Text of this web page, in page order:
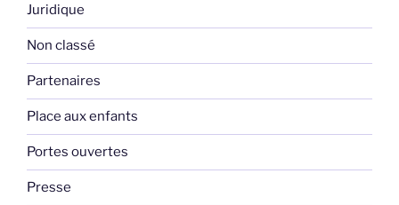
Juridique
Non classé
Partenaires
Place aux enfants
Portes ouvertes
Presse